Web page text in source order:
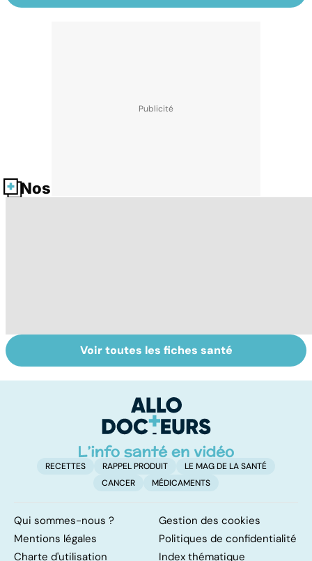
Nos fiches santé
Tout savoir sur
les infections
Inflammation des
amygdales : que
d'angine ?
Voir toutes les fiches santé
RECETTES RAPPEL PRODUIT
LE MAG DE LA SANTÉ
CANCER
MÉDICAMENTS
Qui sommes-nous ?
Gestion des cookies
Mentions légales
Politiques de confidentialité
Charte d'utilisation
Index thématique